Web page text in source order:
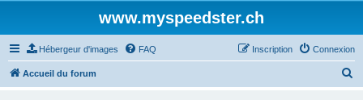
www.myspeedster.ch
Hébergeur d'images FAQ Connexion
Inscription
Accueil du forum